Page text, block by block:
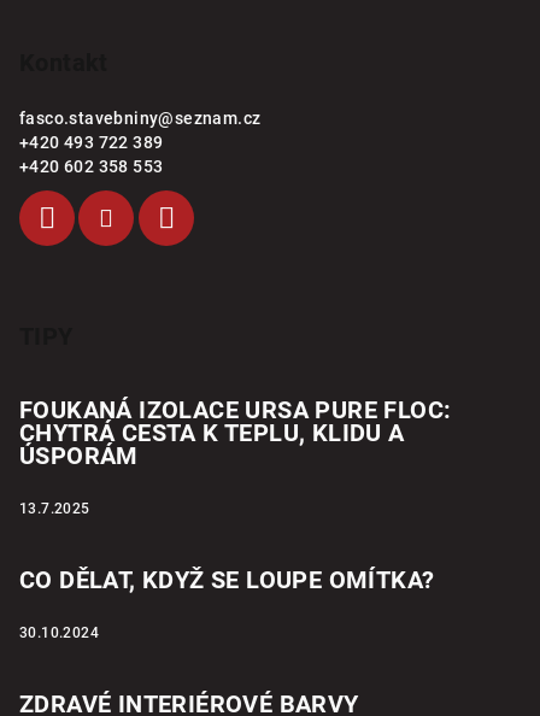
fasco.stavebniny@seznam.cz
+420 493 722 389
+420 602 358 553
FOUKANÁ IZOLACE URSA PURE FLOC:
CHYTRÁ CESTA K TEPLU, KLIDU A
ÚSPORÁM
13.7.2025
CO DĚLAT, KDYŽ SE LOUPE OMÍTKA?
30.10.2024
ZDRAVÉ INTERIÉROVÉ BARVY